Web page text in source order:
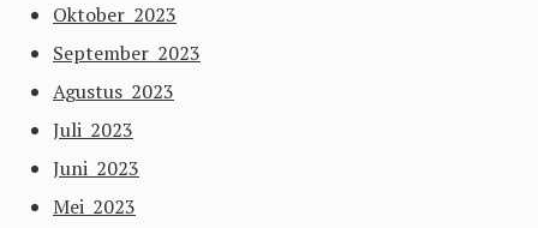
Oktober 2023
September 2023
Agustus 2023
Juli 2023
Juni 2023
Mei 2023